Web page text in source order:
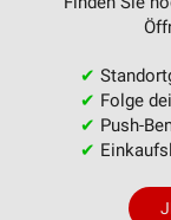
✔
✔ Folge
✔ Push-
✔